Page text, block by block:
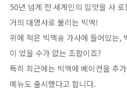
50년 넘게 전 세계인의 입맛을 사
거의 대명사로 불리는 빅맥!
위에 적은 빅맥송 가사에 들어있는,
이 었을 수가 없는 조합이죠?
특히 최근에는 빅맥에 베이컨을 추
메뉴도 출시했다고 합니다.